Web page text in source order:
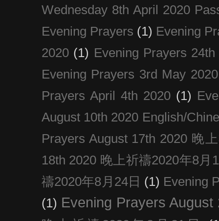
Wednesday 8th April 2020
Evening Prayers (1) Evening
2020 (1) Evening Prayers
Evening Prayers 3rd May 2020
Prayers April 4th 2020 (1)
August 10th 2020 English/
Prayers August 17th 2020 晚
18th 2020 晚上祈禱2020年8月
禱2020年8月24日 (1) Evening
(1) Evening Prayers August